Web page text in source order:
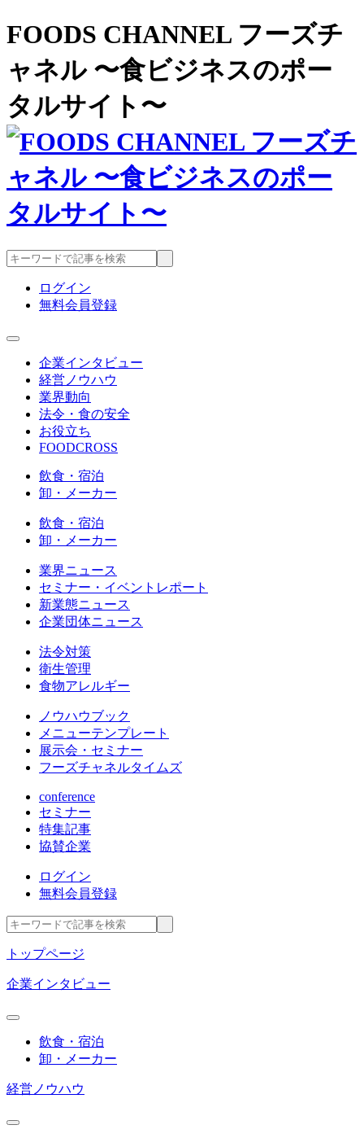
FOODS CHANNEL フーズチ
ャネル 〜食ビジネスのポー
タルサイト〜
ログイン
無料会員登録
企業インタビュー
経営ノウハウ
業界動向
法令・食の安全
お役立ち
FOODCROSS
飲食・宿泊
卸・メーカー
飲食・宿泊
卸・メーカー
業界ニュース
セミナー・イベントレポート
新業態ニュース
企業団体ニュース
法令対策
衛生管理
食物アレルギー
ノウハウブック
メニューテンプレート
展示会・セミナー
フーズチャネルタイムズ
conference
セミナー
特集記事
協賛企業
ログイン
無料会員登録
トップページ
企業インタビュー
飲食・宿泊
卸・メーカー
経営ノウハウ